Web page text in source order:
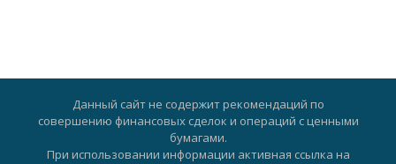
Данный сайт не содержит рекомендаций по
совершению финансовых сделок и операций с ценными
бумагами.
При использовании информации активная ссылка на